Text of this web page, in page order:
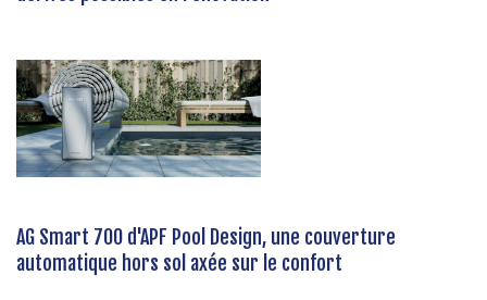
AG Smart 700 d'APF Pool Design, une couverture
automatique hors sol axée sur le confort